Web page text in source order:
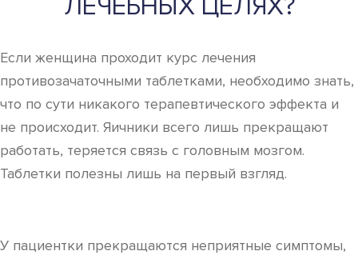
ЛЕЧЕБНЫХ ЦЕЛЯХ?
Если женщина проходит курс лечения
противозачаточными таблетками, необходимо знать,
что по сути никакого терапевтического эффекта и
не происходит. Яичники всего лишь прекращают
работать, теряется связь с головным мозгом.
Таблетки полезны лишь на первый взгляд.
У пациентки прекращаются неприятные симптомы,